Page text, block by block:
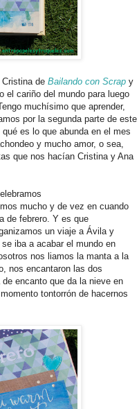
de Bailando con Scrap y
el cariño del mundo para luego
muchísimo que aprender,
por la segunda parte de este
es lo que abunda en el mes
y mucho amor, o sea,
que nos hacían Cristina y Ana
mucho y de vez en cuando
de febrero. Y es que
un viaje a Ávila y
iba a acabar el mundo en
nos liamos la manta a la
nos encantaron las dos
encanto que da la nieve en
tontorrón de hacernos